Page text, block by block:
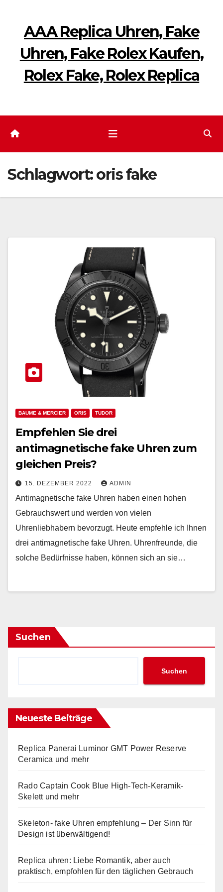
springenAAA Replica Uhren, Fake
Uhren, Fake Rolex Kaufen,
Rolex Fake, Rolex Replica
Schlagwort:oris fake
BAUME & MERCIER ORIS TUDOR
Empfehlen Sie drei
antimagnetische fake Uhren zum
gleichen Preis?
15. DEZEMBER 2022 ADMIN
Antimagnetische fake Uhren haben einen hohen
Gebrauchswert und werden von vielen
Uhrenliebhabern bevorzugt. Heute empfehle ich Ihnen
drei antimagnetische fake Uhren. Uhrenfreunde, die
solche Bedürfnisse haben, können sich an sie…
Suchen
Suchen
Neueste Beiträge
Replica Panerai Luminor GMT Power Reserve
Ceramica und mehr
Rado Captain Cook Blue High-Tech-Keramik-
Skelett und mehr
Skeleton- fake Uhren empfehlung – Der Sinn für
Design ist überwältigend!
Replica uhren: Liebe Romantik, aber auch
praktisch, empfohlen für den täglichen Gebrauch